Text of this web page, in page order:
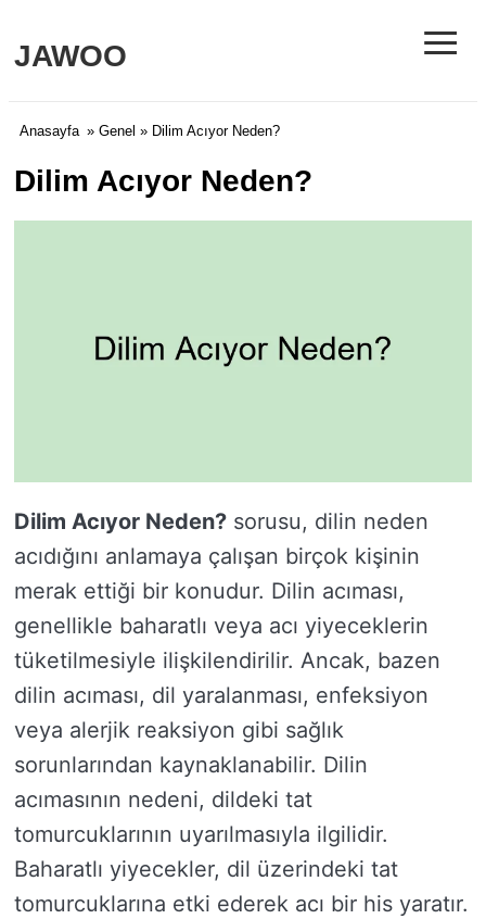
JAWOO ≡
Anasayfa » Genel » Dilim Acıyor Neden?
Dilim Acıyor Neden?
Dilim Acıyor Neden? sorusu, dilin neden
acıdığını anlamaya çalışan birçok kişinin
merak ettiği bir konudur. Dilin acıması,
genellikle baharatlı veya acı yiyeceklerin
tüketilmesiyle ilişkilendirilir. Ancak, bazen
dilin acıması, dil yaralanması, enfeksiyon
veya alerjik reaksiyon gibi sağlık
sorunlarından kaynaklanabilir. Dilin
acımasının nedeni, dildeki tat
tomurcuklarının uyarılmasıyla ilgilidir.
Baharatlı yiyecekler, dil üzerindeki tat
tomurcuklarına etki ederek acı bir his yaratır.